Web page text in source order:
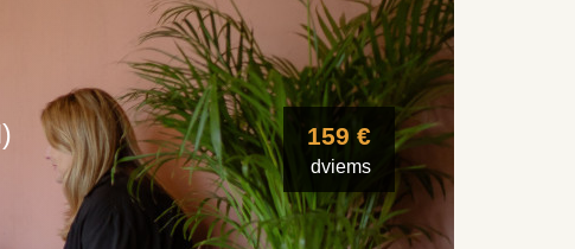
159 €
dviems